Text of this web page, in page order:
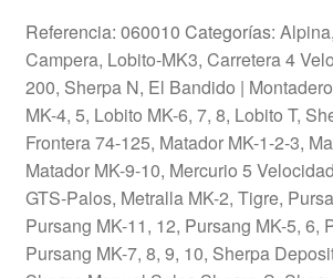
25mm
cantidad
Referencia: 060010 Categorías: Alpina,
Campera, Lobito-MK3, Carretera 4
200, Sherpa N, El Bandido | Montadero
MK-4, 5, Lobito MK-6, 7, 8, Lobito T,
Frontera 74-125, Matador MK-1-2-3,
Matador MK-9-10, Mercurio 5
GTS-Palos, Metralla MK-2, Tigre,
Pursang MK-11, 12, Pursang MK-5, 6,
Pursang MK-7, 8, 9, 10, Sherpa